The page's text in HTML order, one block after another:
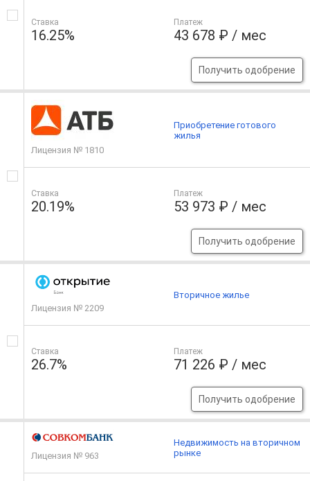
Ставка
16.25%
Платеж
43 678 ₽ / мес
Получить одобрение
Лицензия № 1810
Ставка
20.19%
Платеж
53 973 ₽ / мес
Получить одобрение
Приобретение готового
жилья
Лицензия № 2209
Ставка
26.7%
Платеж
71 226 ₽ / мес
Получить одобрение
Вторичное жилье
Лицензия № 963
Недвижимость на вторичном
рынке